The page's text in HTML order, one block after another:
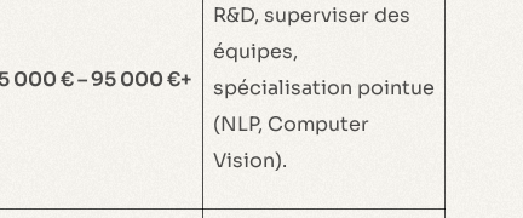
000 € – 95 000 €+
R&D, superviser des
équipes,
spécialisation pointue
(NLP, Computer
Vision).